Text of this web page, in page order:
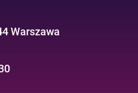
Warszawa